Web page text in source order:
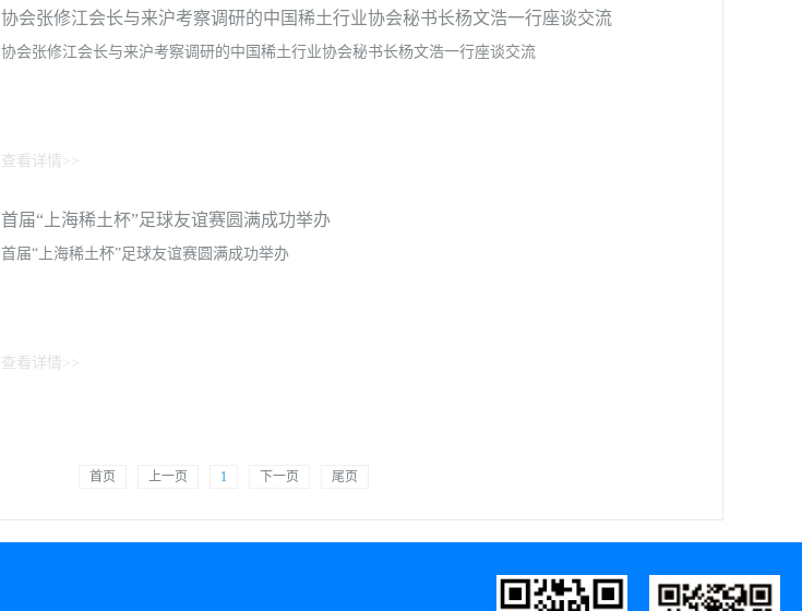
协会张修江会长与来沪考察调研的中国稀土行业协会秘书长杨文浩一行座谈交流
协会张修江会长与来沪考察调研的中国稀土行业协会秘书长杨文浩一行座谈交流
查看详情>>
首届“上海稀土杯”足球友谊赛圆满成功举办
首届“上海稀土杯”足球友谊赛圆满成功举办
查看详情>>
首页 上一页 1 下一页 尾页